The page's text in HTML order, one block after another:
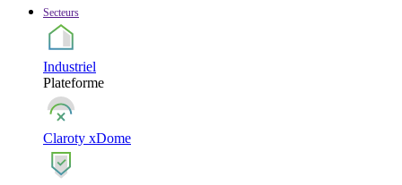
Secteurs
Industriel
Plateforme
Claroty xDome